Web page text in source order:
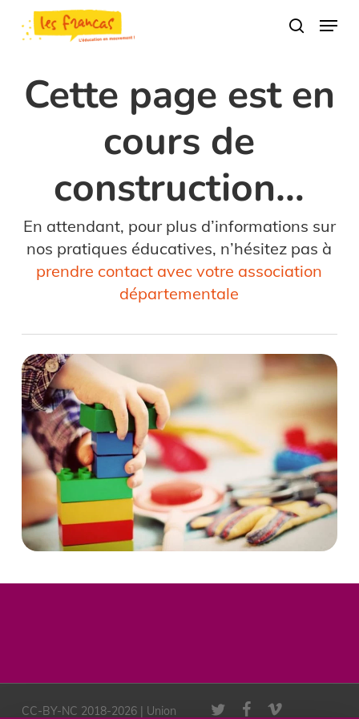
main
search
Menu
Cette page est en
cours de
construction…
En attendant, pour plus d’informations sur
nos pratiques éducatives, n’hésitez pas à
prendre contact avec votre association
départementale
CC-BY-NC 2018-2026 | Union twitterfacebook
vimeo
Panneau de gestion des cookies